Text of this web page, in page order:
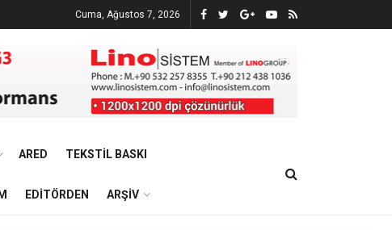
Cuma, Ağustos 7, 2026
ARED TEKSTIL BASKI
EDITÖRDEN ARŞIV